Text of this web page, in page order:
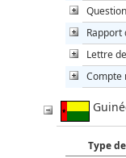
Rapport
Lettre
Compte
Type